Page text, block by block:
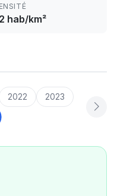
hab/km²
2022 2023